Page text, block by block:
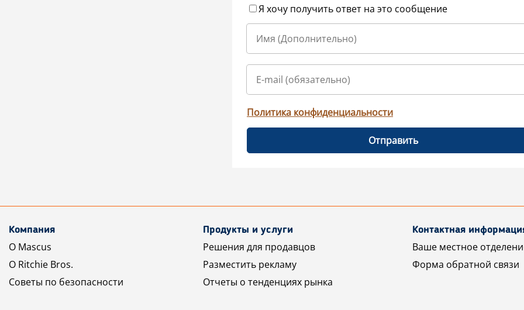
Я хочу получить ответ на это сообщение
Политика конфиденциальности
Отправить
Компания
О Mascus
О Ritchie Bros.
Советы по безопасности
Продукты и услуги
Решения для продавцов
Разместить рекламу
Отчеты о тенденциях рынка
Контактная
Ваше местное
Форма обратной связи